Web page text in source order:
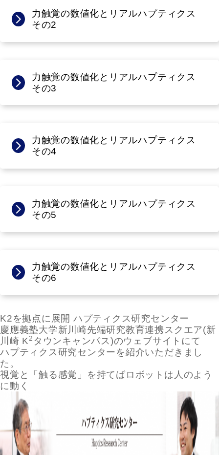
力触覚の数値化とリアルハプティクス
その2
力触覚の数値化とリアルハプティクス
その3
力触覚の数値化とリアルハプティクス
その4
力触覚の数値化とリアルハプティクス
その5
力触覚の数値化とリアルハプティクス
その6
K2を拠点に展開 ハプティクス研究センター
慶應義塾大学新川崎先端研究教育連携スクエア(新
川崎 K2 タウンキャンパス)のウェブサイトにて
ハプティクス研究センターを紹介いただきまし
た。
視覚と「触る感覚」を持てばロボットは人のよう
に動く